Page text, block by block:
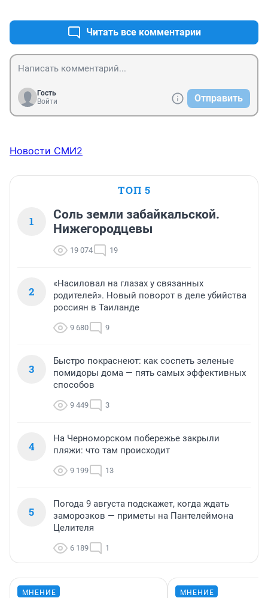
Читать все комментарии
Гость
Войти
Отправить
Новости СМИ2
ТОП 5
1
Соль земли забайкальской.
Нижегородцевы
19 074 19
2
«Насиловал на глазах у связанных
родителей». Новый поворот в деле убийства
россиян в Таиланде
9 680 9
3
Быстро покраснеют: как соспеть зеленые
помидоры дома — пять самых эффективных
способов
9 449 3
4
На Черноморском побережье закрыли
пляжи: что там происходит
9 199 13
5
Погода 9 августа подскажет, когда ждать
заморозков — приметы на Пантелеймона
Целителя
6 189 1
МНЕНИЕ МНЕНИЕ